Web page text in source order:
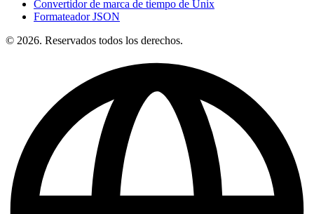
Convertidor de marca de tiempo de Unix
Formateador JSON
© 2026. Reservados todos los derechos.